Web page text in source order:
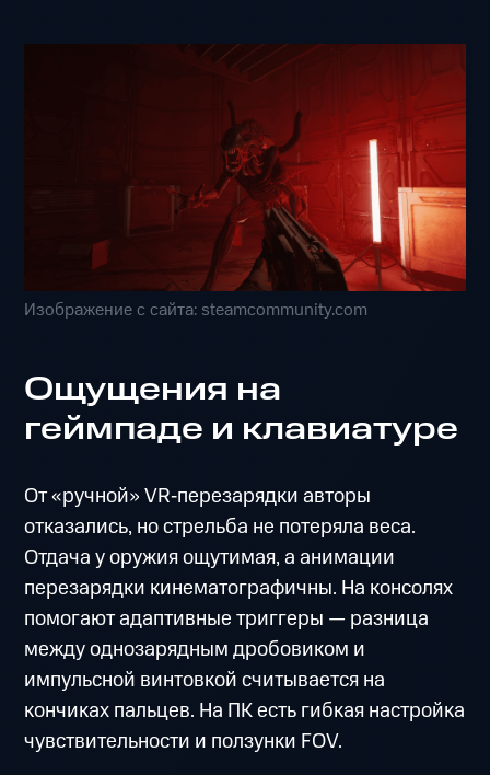
Изображение с сайта: steamcommunity.com
Ощущения на
геймпаде и клавиатуре
От «ручной» VR‑перезарядки авторы
отказались, но стрельба не потеряла веса.
Отдача у оружия ощутимая, а анимации
перезарядки кинематографичны. На консолях
помогают адаптивные триггеры — разница
между однозарядным дробовиком и
импульсной винтовкой считывается на
кончиках пальцев. На ПК есть гибкая настройка
чувствительности и ползунки FOV.